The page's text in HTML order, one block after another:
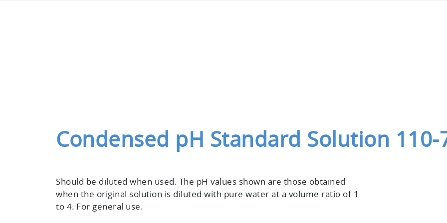
Condensed pH Standard Solution 110-
Should be diluted when used. The pH values shown are those obtained
when the original solution is diluted with pure water at a volume ratio of 1
to 4. For general use.